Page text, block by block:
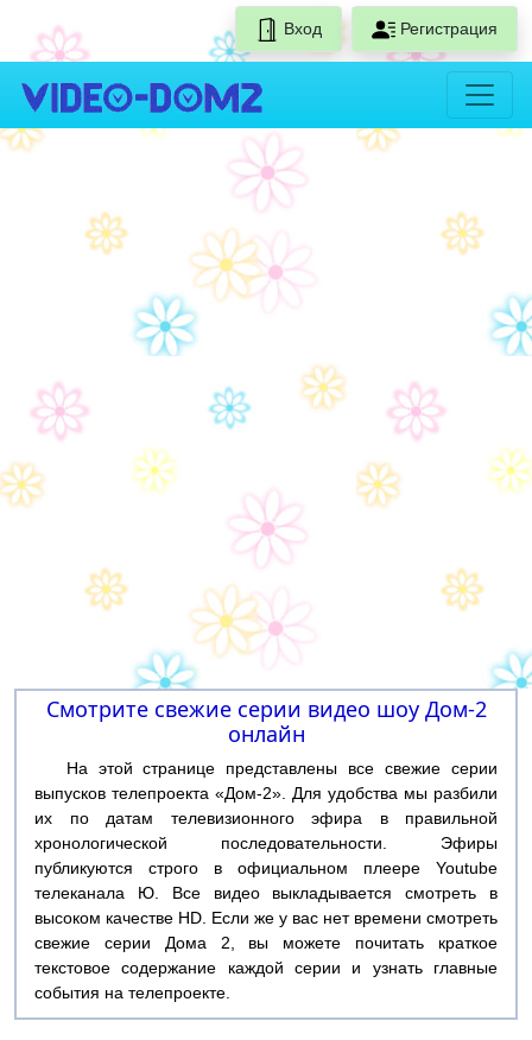
Вход Регистрация
Смотрите свежие серии видео шоу Дом-2
онлайн
На этой странице представлены все свежие серии
выпусков телепроекта «Дом-2». Для удобства мы разбили
их по датам телевизионного эфира в правильной
хронологической последовательности. Эфиры
публикуются строго в официальном плеере Youtube
телеканала Ю. Все видео выкладывается смотреть в
высоком качестве HD. Если же у вас нет времени смотреть
свежие серии Дома 2, вы можете почитать краткое
текстовое содержание каждой серии и узнать главные
события на телепроекте.